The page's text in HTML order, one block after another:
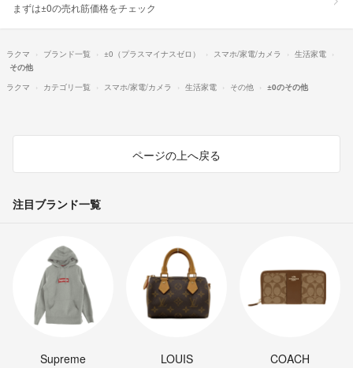
まずは±0の売れ筋価格をチェック
ラクマ ブランド一覧 ±0（プラスマイナスゼロ） スマホ/家電/カメラ
生活家電
その他
ラクマ
カテゴリ一覧 スマホ/家電/カメラ 生活家電 その他 ±0のその他
ページの上へ戻る
注目ブランド一覧
Supreme
LOUIS
COACH